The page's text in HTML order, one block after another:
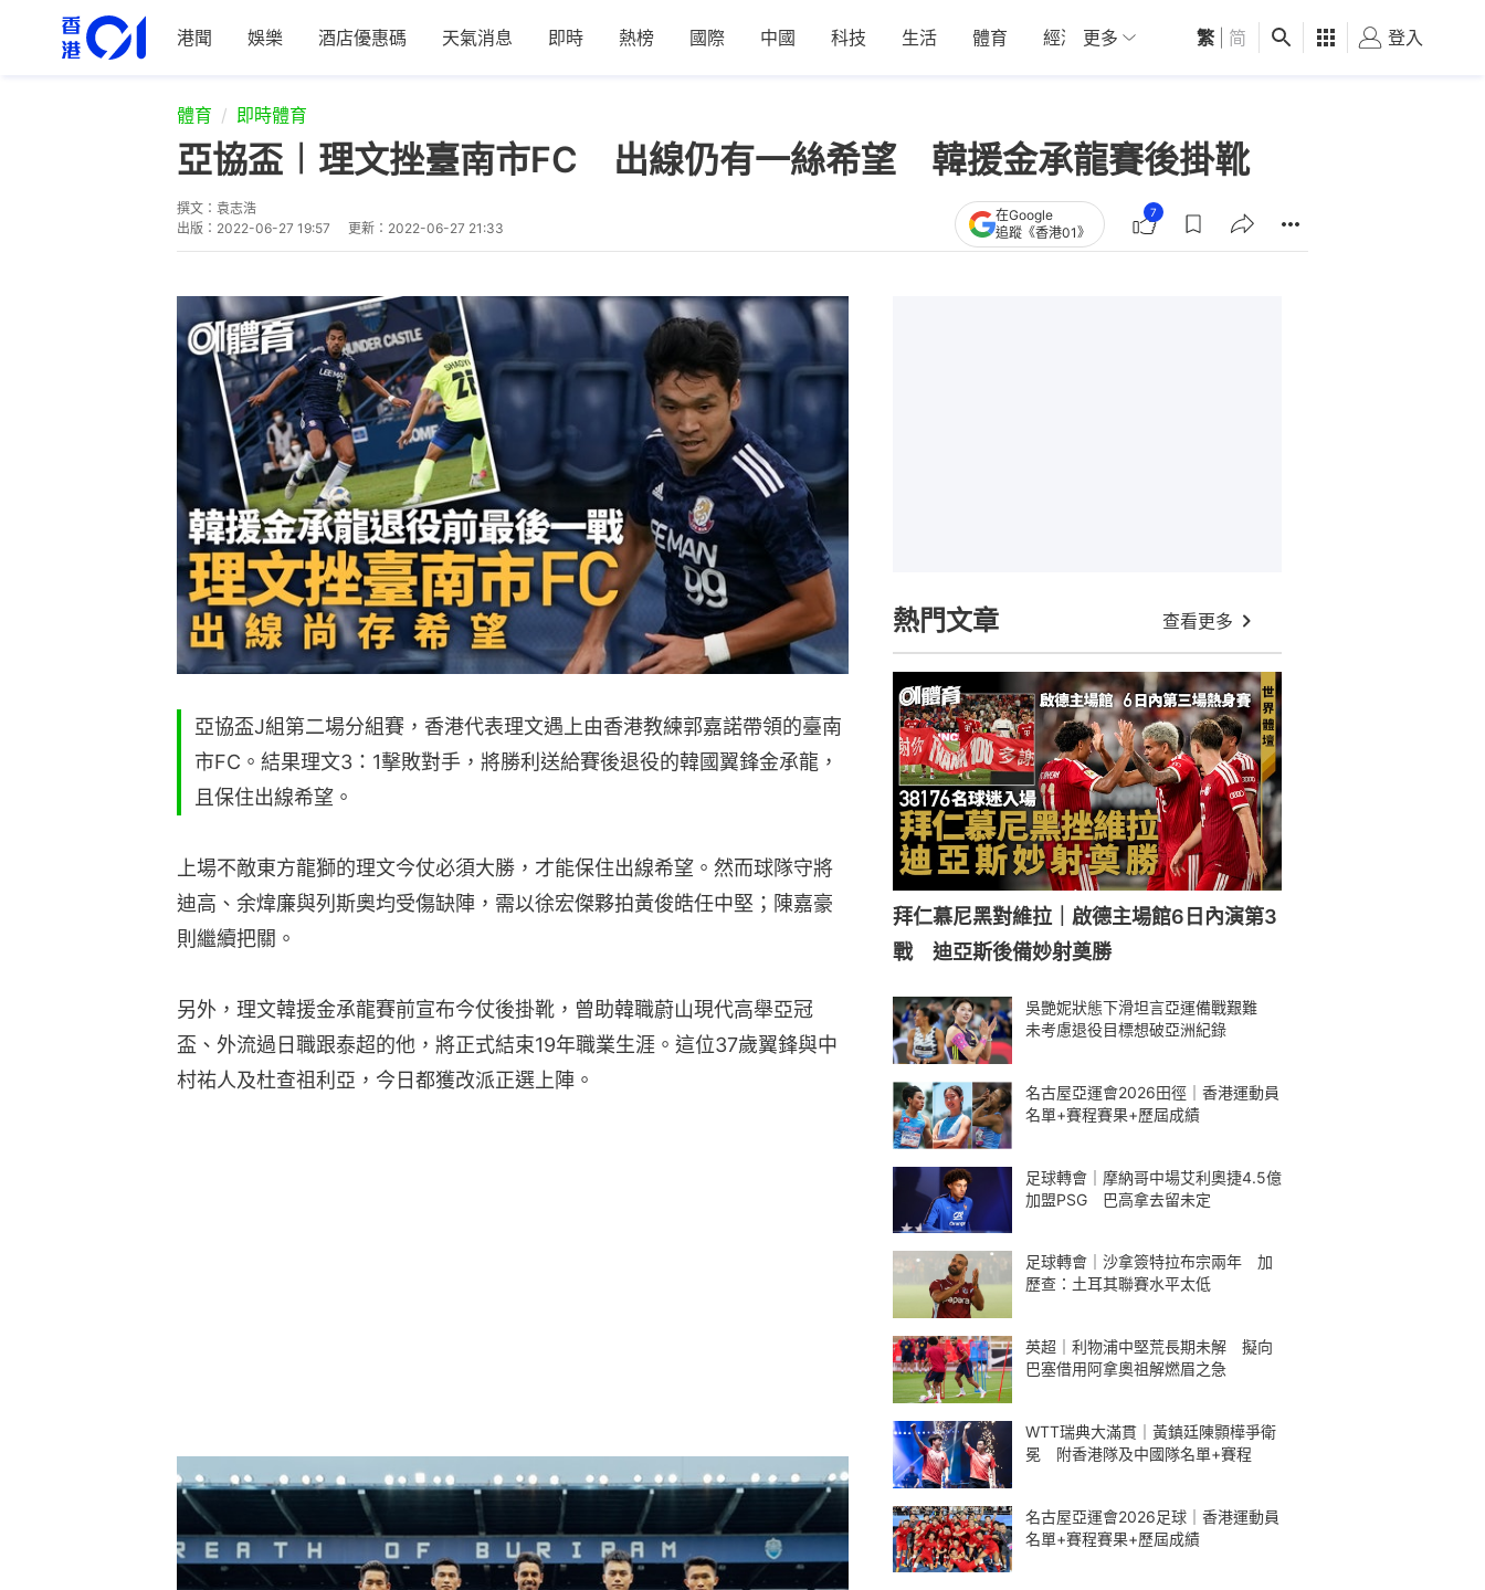
港聞 娛樂 酒店優惠碼 天氣消息 即時 熱榜 國際 中國 科技 生活 體育 經濟 01深圳 觀點 健康 好食玩飛
更多 繁 简 登入
體育 即時體育
亞協盃︱理文挫臺南市FC 出線仍有一絲希望 韓援金承龍賽後掛靴
撰文： 袁志浩
出版： 2022-06-27 19:57 更新： 2022-06-27 21:33
在Google
追蹤《香港01》
7
亞協盃J組第二場分組賽，香港代表理文遇上由香港教練郭嘉諾帶領的臺南
市FC。結果理文3：1擊敗對手，將勝利送給賽後退役的韓國翼鋒金承龍，
且保住出線希望。
上場不敵東方龍獅的理文今仗必須大勝，才能保住出線希望。然而球隊守將
迪高、余煒廉與列斯奧均受傷缺陣，需以徐宏傑夥拍黃俊皓任中堅；陳嘉豪
則繼續把關。
另外，理文韓援金承龍賽前宣布今仗後掛靴，曾助韓職蔚山現代高舉亞冠
盃、外流過日職跟泰超的他，將正式結束19年職業生涯。這位37歲翼鋒與中
村祐人及杜查祖利亞，今日都獲改派正選上陣。
熱門文章 查看更多
拜仁慕尼黑對維拉｜啟德主場館6日內演第3
戰 迪亞斯後備妙射奠勝
吳艷妮狀態下滑坦言亞運備戰艱難
未考慮退役目標想破亞洲紀錄
名古屋亞運會2026田徑｜香港運動員
名單+賽程賽果+歷屆成績
足球轉會｜摩納哥中場艾利奧捷4.5億
加盟PSG 巴高拿去留未定
足球轉會｜沙拿簽特拉布宗兩年 加
歷查：土耳其聯賽水平太低
英超｜利物浦中堅荒長期未解 擬向
巴塞借用阿拿奧祖解燃眉之急
WTT瑞典大滿貫｜黃鎮廷陳顥樺爭衛
冕 附香港隊及中國隊名單+賽程
名古屋亞運會2026足球｜香港運動員
名單+賽程賽果+歷屆成績